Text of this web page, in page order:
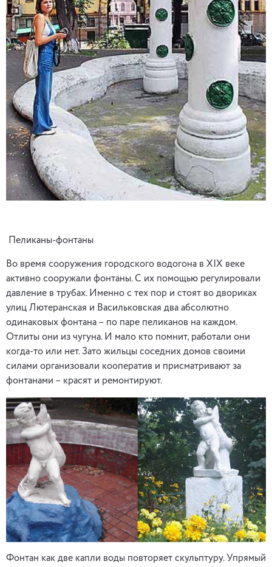
Пеликаны-фонтаны
Во время сооружения городского водогона в ХІХ веке
активно сооружали фонтаны. С их помощью регулировали
давление в трубах. Именно с тех пор и стоят во двориках
улиц Лютеранская и Васильковская два абсолютно
одинаковых фонтана – по паре пеликанов на каждом.
Отлиты они из чугуна. И мало кто помнит, работали они
когда-то или нет. Зато жильцы соседних домов своими
силами организовали кооператив и присматривают за
фонтанами – красят и ремонтируют.
Фонтан как две капли воды повторяет скульптуру. Упрямый